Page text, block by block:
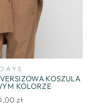
KOSZULA
KOLORZE
zł